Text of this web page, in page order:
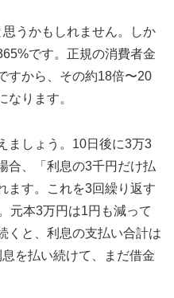
思うかもしれません。しか
です。正規の消費者金
すから、その約18倍〜20
なります。
ましょう。10日後に3万3
合、「利息の3千円だけ払
ます。これを3回繰り返す
元本3万円は1円も減って
くと、利息の支払い合計は
を払い続けて、まだ借金